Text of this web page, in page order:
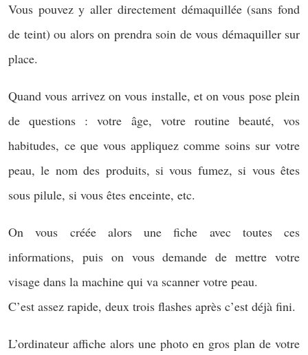
Vous pouvez y aller directement démaquillée (sans fond
de teint) ou alors on prendra soin de vous démaquiller sur
place.
Quand vous arrivez on vous installe, et on vous pose plein
de questions : votre âge, votre routine beauté, vos
habitudes, ce que vous appliquez comme soins sur votre
peau, le nom des produits, si vous fumez, si vous êtes
sous pilule, si vous êtes enceinte, etc.
On vous créée alors une fiche avec toutes ces
informations, puis on vous demande de mettre votre
visage dans la machine qui va scanner votre peau.
C’est assez rapide, deux trois flashes après c’est déjà fini.
L’ordinateur affiche alors une photo en gros plan de votre